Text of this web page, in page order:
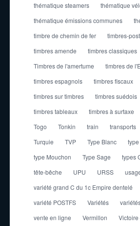
thématique steamers
thématique
thématique émissions communes
timbre de chemin de fer
timbres-
timbres amende
timbres classiques
Timbres de l'amertume
timbres de
timbres espagnols
timbres fiscaux
timbres sur timbres
timbres suédois
timbres tableaux
timbres à surtaxe
Togo
Tonkin train transports
Turquie
TVP Type Blanc
type Mouchon
Type Sage
types
tête-bêche
UPU URSS
variété grand C du 1c Empire dentelé
variété POSTFS
Variétés
vente en ligne
Vermillon
Victoire